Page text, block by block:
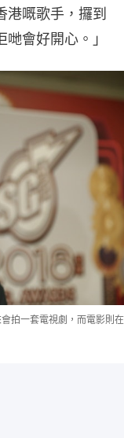
港嘅歌手，攞到
會好開心。」
拍一套電視劇，而電影則在